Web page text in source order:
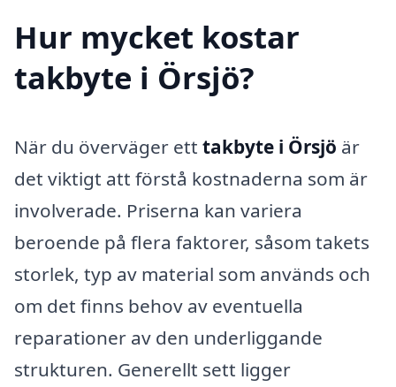
Hur mycket kostar
takbyte i Örsjö?
När du överväger ett takbyte i Örsjö är
det viktigt att förstå kostnaderna som är
involverade. Priserna kan variera
beroende på flera faktorer, såsom takets
storlek, typ av material som används och
om det finns behov av eventuella
reparationer av den underliggande
strukturen. Generellt sett ligger